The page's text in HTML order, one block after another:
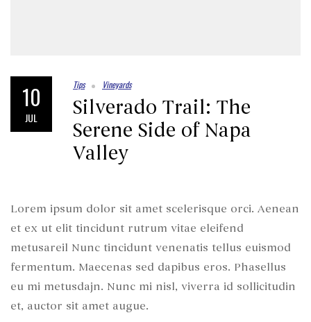
10
JUL
Tips Vineyards
Silverado Trail: The
Serene Side of Napa
Valley
Lorem ipsum dolor sit amet scelerisque orci. Aenean
et ex ut elit tincidunt rutrum vitae eleifend
metusareil Nunc tincidunt venenatis tellus euismod
fermentum. Maecenas sed dapibus eros. Phasellus
eu mi metusdajn. Nunc mi nisl, viverra id sollicitudin
et, auctor sit amet augue.